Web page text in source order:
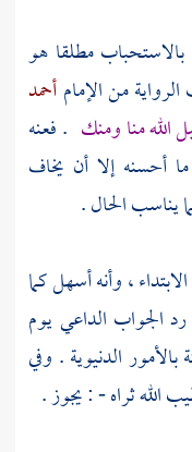
مطلقا هو
من الإمامأحمد
الله منا ومنك . فعنه
أحسنه إلا أن يخاف
يناسب الحال .
، وأنه أسهل كما
الجواب الداعي يوم
الدنيوية . وفي
الله ثراه - : يجوز .